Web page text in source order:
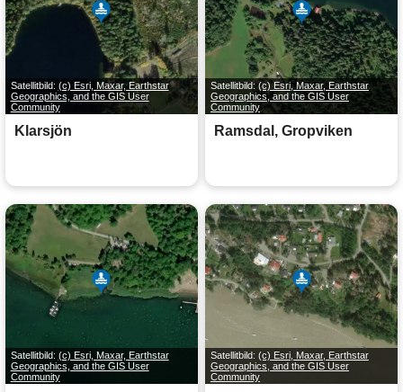
Satellitbild: (c) Esri, Maxar, Earthstar
Geographics, and the GIS User
Community
Klarsjön
Satellitbild: (c) Esri, Maxar, Earthstar
Geographics, and the GIS User
Community
Ramsdal, Gropviken
Satellitbild: (c) Esri, Maxar, Earthstar
Geographics, and the GIS User
Community
Satellitbild: (c) Esri, Maxar, Earthstar
Geographics, and the GIS User
Community